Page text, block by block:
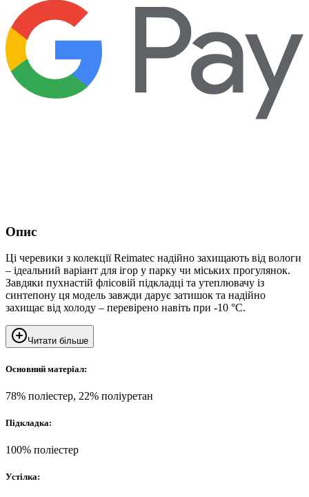
Опис
Ці черевики з колекції Reimatec надійно захищають від вологи
– ідеальний варіант для ігор у парку чи міських прогулянок.
Завдяки пухнастій флісовій підкладці та утеплювачу із
синтепону ця модель завжди дарує затишок та надійно
захищає від холоду – перевірено навіть при -10 °C.
Читати більше
Основний матеріал:
78% поліестер, 22% поліуретан
Підкладка:
100% поліестер
Устілка: